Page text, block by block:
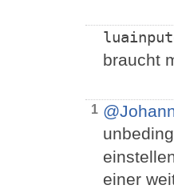
braucht
1
einer